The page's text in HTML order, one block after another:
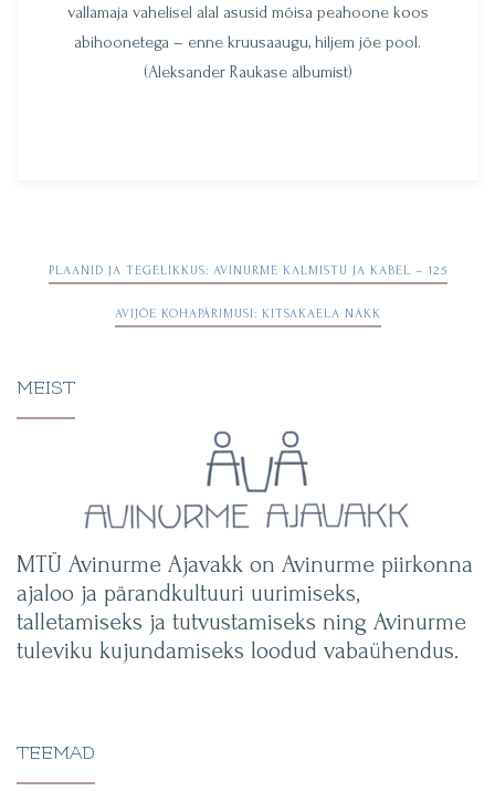
vallamaja vahelisel alal asusid mõisa peahoone koos
abihoonetega – enne kruusaaugu, hiljem jõe pool.
(Aleksander Raukase albumist)
Navigeerimine
PLAANID JA TEGELIKKUS: AVINURME KALMISTU JA KABEL – 125
AVIJÕE KOHAPÄRIMUSI: KITSAKAELA NÄKK
MEIST
MTÜ Avinurme Ajavakk on Avinurme piirkonna
ajaloo ja pärandkultuuri uurimiseks,
talletamiseks ja tutvustamiseks ning Avinurme
tuleviku kujundamiseks loodud vabaühendus.
TEEMAD